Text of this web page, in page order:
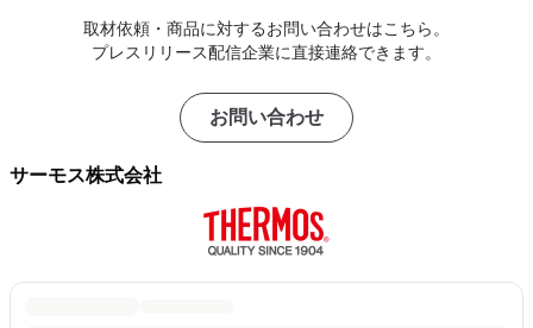
取材依頼・商品に対するお問い合わせはこちら。
プレスリリース配信企業に直接連絡できます。
お問い合わせ
サーモス株式会社